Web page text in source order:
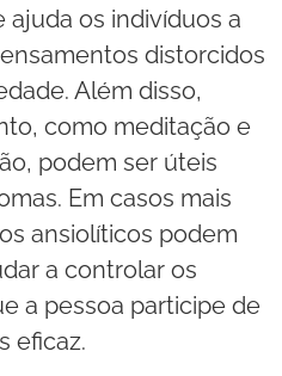
os indivíduos a
distorcidos
Além disso,
como meditação e
podem ser úteis
Em casos mais
ansiolíticos podem
a controlar os
a pessoa participe de
eficaz.